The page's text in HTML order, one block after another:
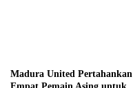
Madura United Pertahankan